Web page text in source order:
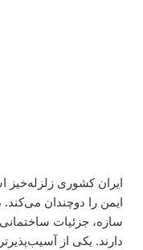
ایران کشوری
ایمن را دوچندان می‌کند.
سازه، جزئیات
دارند. یکی از